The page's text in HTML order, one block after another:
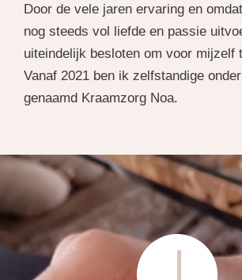
Door de vele jaren ervaring en
nog steeds vol liefde en passie
uiteindelijk besloten om voor mijzelf
Vanaf 2021 ben ik zelfstandige
genaamd Kraamzorg Noa.